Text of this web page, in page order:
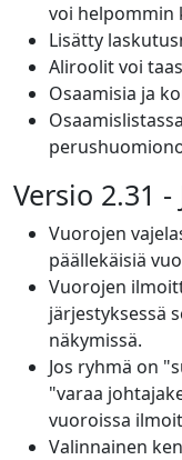
voi helpommin
Lisätty
Aliroolit voi
Osaamisia ja
Versio 2.31
Vuorojen
päällekäisiä
Vuorojen
järjestyksessä
näkymissä.
Jos ryhmä on
"varaa
vuoroissa
Valinnainen